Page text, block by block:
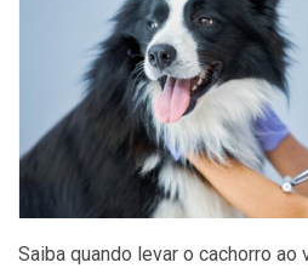
Saiba quando levar o cachorro ao